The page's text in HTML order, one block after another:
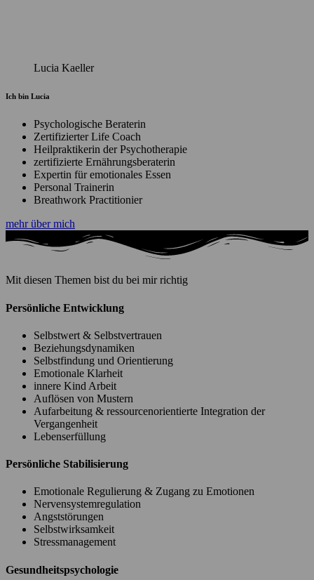
Lucia Kaeller
Ich bin Lucia
Psychologische Beraterin
Zertifizierter Life Coach
Heilpraktikerin der Psychotherapie
zertifizierte Ernährungsberaterin
Expertin für emotionales Essen
Personal Trainerin
Breathwork Practitionier
mehr über mich
Mit diesen Themen bist du bei mir richtig
Persönliche Entwicklung
Selbstwert & Selbstvertrauen
Beziehungsdynamiken
Selbstfindung und Orientierung
Emotionale Klarheit
innere Kind Arbeit
Auflösen von Mustern
Aufarbeitung & ressourcenorientierte Integration der
Vergangenheit
Lebenserfüllung
Persönliche Stabilisierung
Emotionale Regulierung & Zugang zu Emotionen
Nervensystemregulation
Angststörungen
Selbstwirksamkeit
Stressmanagement
Gesundheitspsychologie